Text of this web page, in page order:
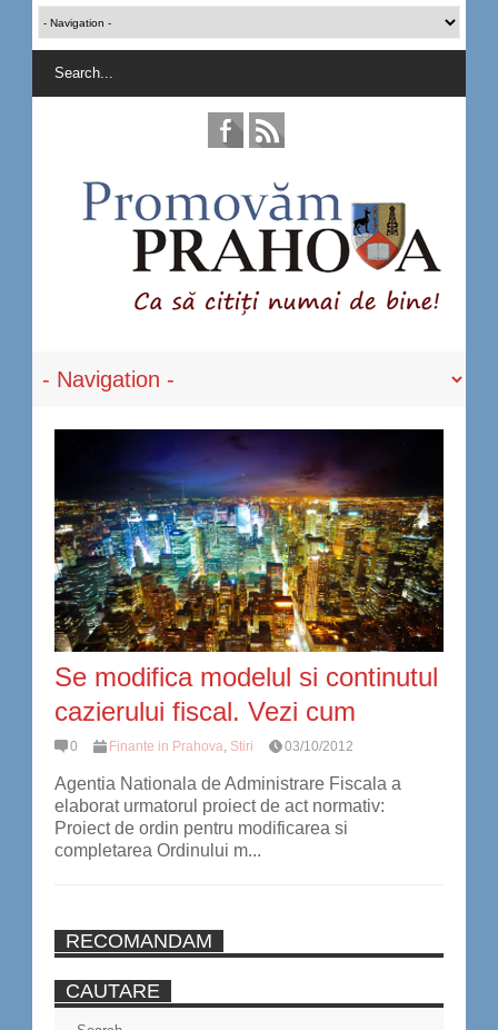
Se modifica modelul si continutul
cazierului fiscal. Vezi cum
0 Finante in Prahova, Stiri 03/10/2012
Agentia Nationala de Administrare Fiscala a
elaborat urmatorul proiect de act normativ:
Proiect de ordin pentru modificarea si
completarea Ordinului m...
RECOMANDAM
CAUTARE